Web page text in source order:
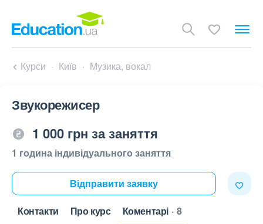
Курси Київ Музика, вокал
Звукорежисер
1 000 грн за заняття
1 година індивідуального заняття
Відправити заявку
Контакти Про курс Коментарі 8